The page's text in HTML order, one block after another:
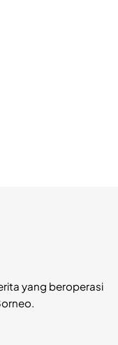
yang beroperasi